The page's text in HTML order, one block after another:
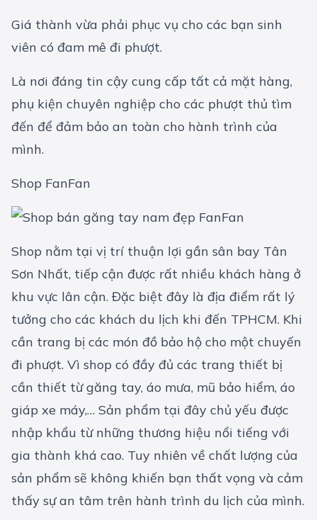
Giá thành vừa phải phục vụ cho các bạn sinh
viên có đam mê đi phượt.
Là nơi đáng tin cậy cung cấp tất cả mặt hàng,
phụ kiện chuyên nghiệp cho các phượt thủ tìm
đến để đảm bảo an toàn cho hành trình của
mình.
Shop FanFan
Shop nằm tại vị trí thuận lợi gần sân bay Tân
Sơn Nhất, tiếp cận được rất nhiều khách hàng ở
khu vực lân cận. Đặc biệt đây là địa điểm rất lý
tưởng cho các khách du lịch khi đến TPHCM. Khi
cần trang bị các món đồ bảo hộ cho một chuyến
đi phượt. Vì shop có đầy đủ các trang thiết bị
cần thiết từ găng tay, áo mưa, mũ bảo hiểm, áo
giáp xe máy,… Sản phẩm tại đây chủ yếu được
nhập khẩu từ những thương hiệu nổi tiếng với
gia thành khá cao. Tuy nhiên về chất lượng của
sản phẩm sẽ không khiến bạn thất vọng và cảm
thấy sự an tâm trên hành trình du lịch của mình.